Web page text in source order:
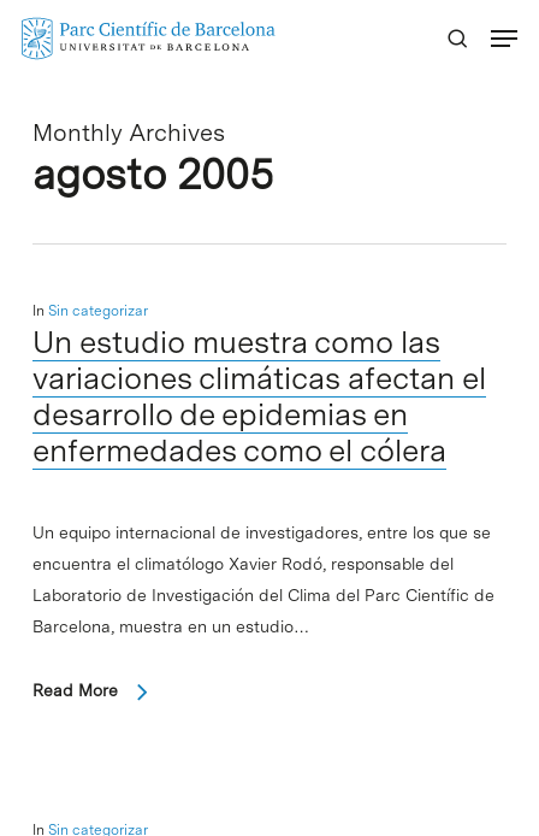
Skip
Monthly Archives
agosto 2005
In Sin categorizar
Un estudio muestra como las
variaciones climáticas afectan el
desarrollo de epidemias en
enfermedades como el cólera
Un equipo internacional de investigadores, entre los que se
encuentra el climatólogo Xavier Rodó, responsable del
Laboratorio de Investigación del Clima del Parc Científic de
Barcelona, muestra en un estudio…
Read More
In Sin categorizar